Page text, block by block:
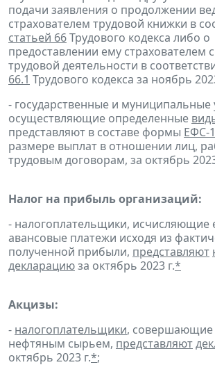
подачи заявления о продолжении
страхователем трудовой книжки в
статьей 66Трудового кодекса либо о
предоставлении ему страхователем
трудовой деятельности в
66.1 Трудового кодекса за ноябрь
- государственные и муниципальные
осуществляющие определенные
представляют в составе формы ЕФС-1
размере выплат в отношении лиц,
трудовым договорам, за октябрь
Налог на прибыль организаций:
- налогоплательщики, исчисляющие
авансовые платежи исходя из
полученной прибыли, представляют
декларациюза октябрь 2023 г.*
Акцизы:
- налогоплательщики, совершающие
нефтяным сырьем, представляют
октябрь 2023 г.*;